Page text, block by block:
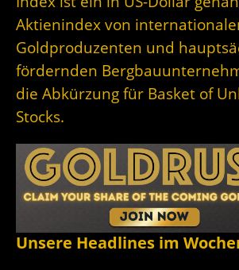
Aktienindex von
Goldproduzenten und
fördernden
die Abkürzung für Basket of
Stocks.
Unsere Headlines im